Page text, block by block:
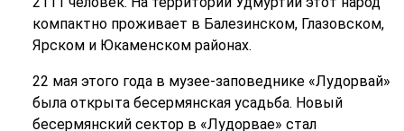
компактно проживает в Балезинском, Глазовском,
Ярском и Юкаменском районах.
22 мая этого года в музее-заповеднике «Лудорвай»
была открыта бесермянская усадьба. Новый
бесермянский сектор в «Лудорвае» стал